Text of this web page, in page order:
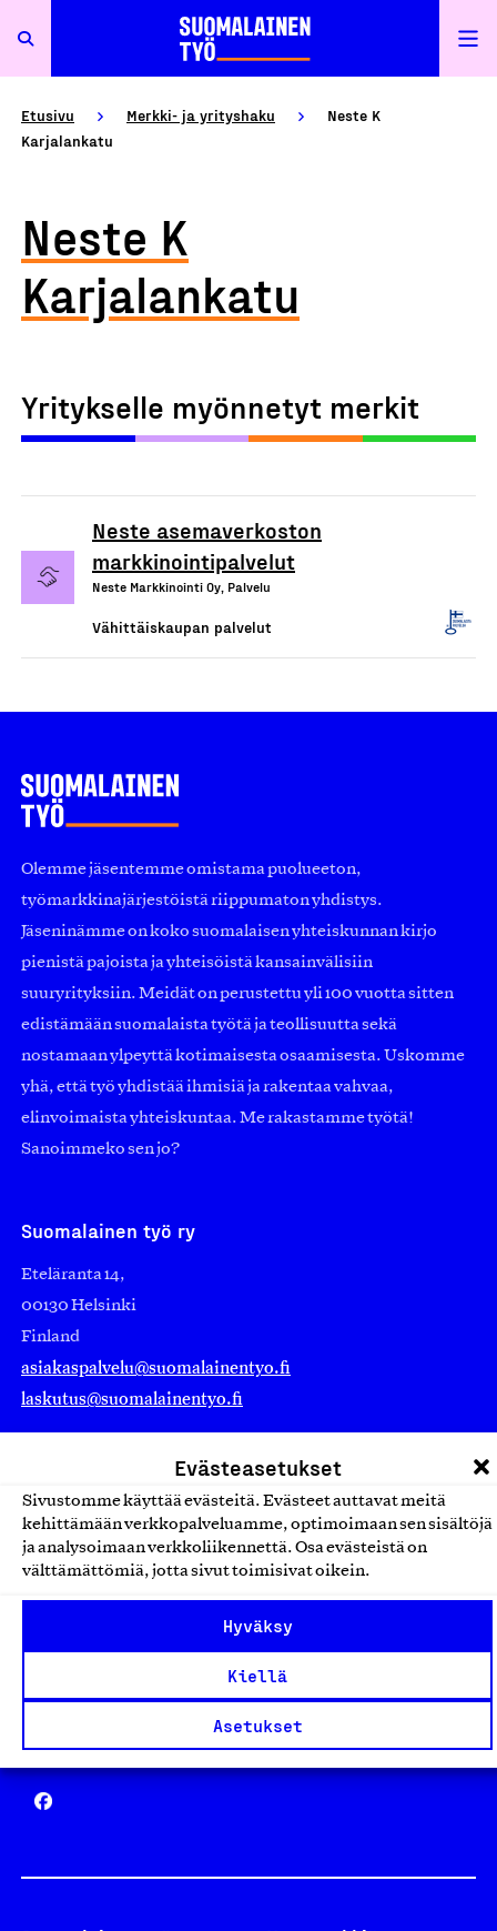
Evästeasetukset
Sivustomme käyttää evästeitä. Evästeet auttavat meitä
kehittämään verkkopalveluamme, optimoimaan sen sisältöjä
ja analysoimaan verkkoliikennettä. Osa evästeistä on
välttämättömiä, jotta sivut toimisivat oikein.
Hyväksy
Kiellä
Asetukset
Etusivu Merkki- ja yrityshaku
Neste K
Karjalankatu
Neste K
Karjalankatu
Yritykselle myönnetyt merkit
Neste asemaverkoston
markkinointipalvelut
Neste Markkinointi Oy, Palvelu
Vähittäiskaupan palvelut
Olemme jäsentemme omistama puolueeton,
työmarkkinajärjestöistä riippumaton yhdistys.
Jäseninämme on koko suomalaisen yhteiskunnan kirjo
pienistä pajoista ja yhteisöistä kansainvälisiin
suuryrityksiin. Meidät on perustettu yli 100 vuotta sitten
edistämään suomalaista työtä ja teollisuutta sekä
nostamaan ylpeyttä kotimaisesta osaamisesta. Uskomme
yhä, että työ yhdistää ihmisiä ja rakentaa vahvaa,
elinvoimaista yhteiskuntaa. Me rakastamme työtä!
Sanoimmeko sen jo?
Suomalainen työ ry
Eteläranta 14,
00130 Helsinki
Finland
asiakaspalvelu@suomalainentyo.fi
laskutus@suomalainentyo.fi
Avainlippu
Yhteiskunnallinen Yritys -merkki